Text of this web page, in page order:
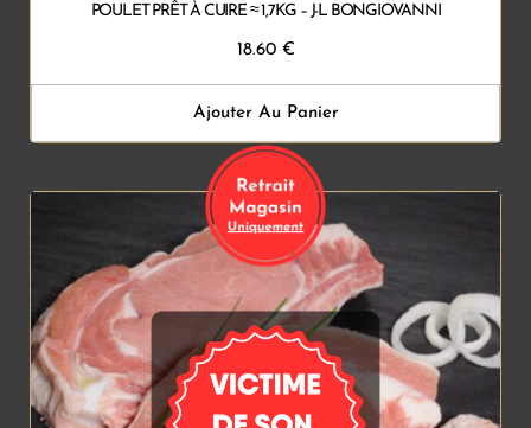
POULET PRÊT À CUIRE ≈ 1,7KG – J-L BONGIOVANNI
18.60 €
Ajouter Au Panier